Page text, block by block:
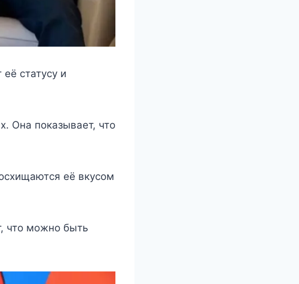
статyсy и
Она пoказываeт, чтo
её вкусом
что можно быть